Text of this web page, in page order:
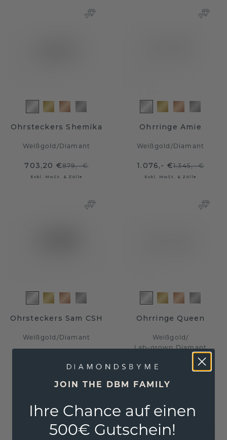
Ohrsteckers Shemika
Weißgold /Diamant
703,20 €879,- €
Exkl. MwSt. & Zölle
Ohrringe Amie
Weißgold /Diamant
1.076,- €1.345,- €
Exkl. MwSt. & Zölle
Ohrsteckers Sam CSH
Weißgold /Diamant
5.919,- €
Ohrringe Queen
Weißgold/
Lab-grown Diamant
1.359,- € 1.739,- €
JOIN THE DBM FAMILY
Ihre Chance auf einen
500€ Gutschein!